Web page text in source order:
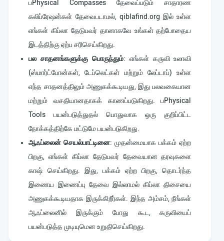
பPhysical Compasses தேவைப்படும் சாதாரண
கலிப்ரேஷன்கள் தேவைபடாமல், qiblafind.org இல் உள்ள
எங்கள் கிப்லா தேடுபவர் தானாகவே உங்கள் தற்போதைய
இடத்திற்கு ஏற்ப சரிசெய்கிறது.
பல சாதனங்களுக்கு பொருந்தும்: எங்கள் கருவி உலாவி
(ஸ்மார்ட்போன்கள், டேப்லெட்கள் மற்றும் லேப்டாப்) உள்ள
எந்த சாதனத்திலும் அணுகக்கூடியது, இது பலவகையான
மற்றும் வசதியானதாகக் காணப்படுகிறது. பPhysical
Tools பயன்படுத்துதல் பொதுவாக ஒரு குறிப்பிட்ட
நோக்கத்திற்கே மட்டுமே பயன்படுகிறது.
ஆஃப்லைன் செயல்பாட்டினை: முதன்மையாக பக்கம் ஏற்ற
பிறகு, எங்கள் கிப்லா தேடுபவர் தேவையான தரவுகளை
காஷ் செய்கிறது. இது, பக்கம் ஏற்ற பிறகு, தொடர்ந்த
இணைய இணைப்பு தேவை இல்லாமல் கிப்லா திசையை
அணுகக்கூடியதாக இருக்கிறீர்கள். இந்த அம்சம், நீங்கள்
ஆஃப்லைனில் இருக்கும் போது கூட, கருவியைப்
பயன்படுத்த முடியுமென உறுதிசெய்கிறது.